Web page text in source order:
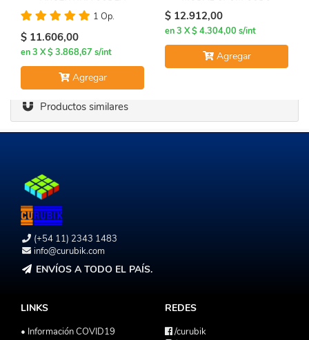
1 Op.
$ 11.606,00
en 3 X $ 3.868,67 s/int
Agregar
$ 12.912,00
en 3 X $ 4.304,00 s/int
Agregar
Productos similares
(+54 11) 2343 1483
info@curubik.com
ENVÍOS A TODO EL PAÍS.
LINKS
• Información COVID19
REDES
/curubik